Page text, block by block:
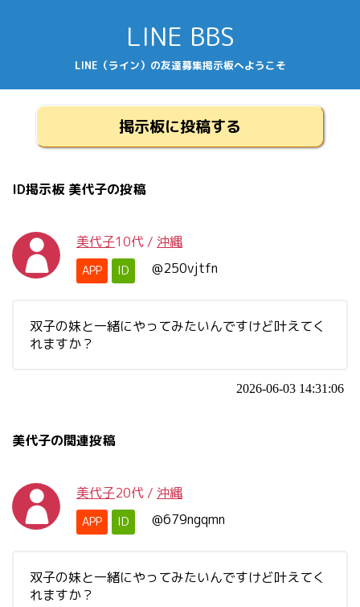
LINE BBS
LINE（ライン）の友達募集掲示板へようこそ
掲示板に投稿する
ID掲示板 美代子の投稿
美代子10代 / 沖縄
APP ID @250vjtfn
双子の妹と一緒にやってみたいんですけど叶えてく
れますか？
2026-06-03 14:31:06
美代子の関連投稿
美代子20代 / 沖縄
APP ID @679ngqmn
双子の妹と一緒にやってみたいんですけど叶えてく
れますか？